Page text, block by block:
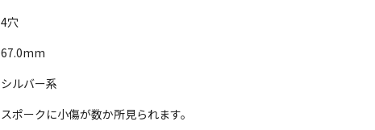
4穴
67.0mm
シルバー系
スポークに小傷が数か所見られます。